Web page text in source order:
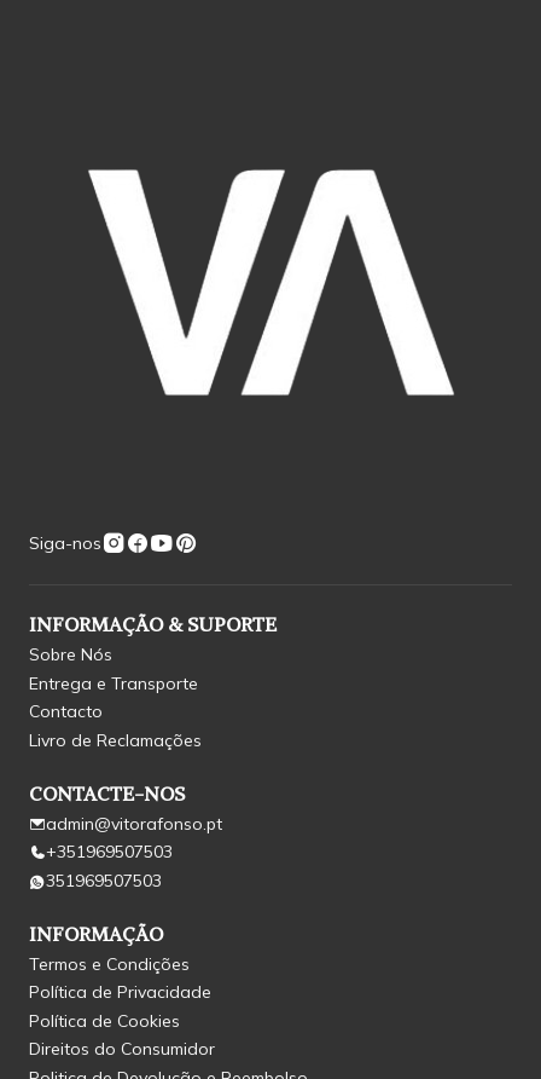
Siga-nos
INFORMAÇÃO & SUPORTE
Sobre Nós
Entrega e Transporte
Contacto
Livro de Reclamações
CONTACTE-NOS
admin@vitorafonso.pt
+351969507503
351969507503
INFORMAÇÃO
Termos e Condições
Política de Privacidade
Política de Cookies
Direitos do Consumidor